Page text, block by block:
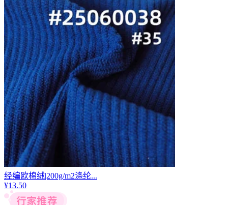
经编欧棉绒|200g/m2涤纶...
¥13.50